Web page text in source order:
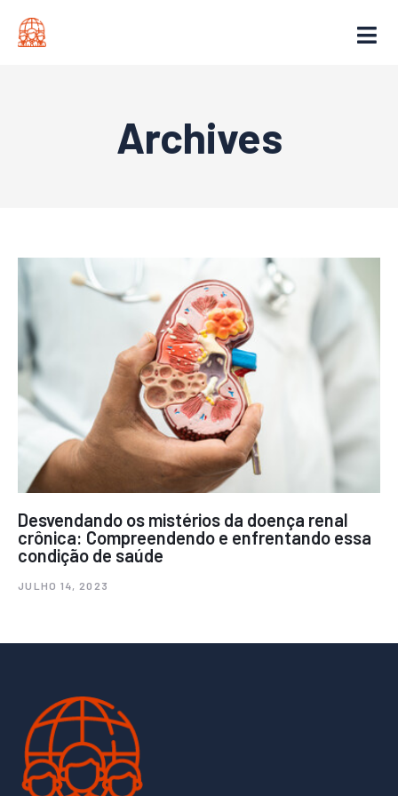
Archives
Desvendando os mistérios da doença renal
crônica: Compreendendo e enfrentando essa
condição de saúde
JULHO 14, 2023